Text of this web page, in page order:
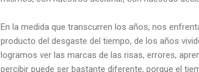
En la medida que transcurren los años, nos
producto del desgaste del tiempo, de los años
logramos ver las marcas de las risas, errores,
percibir puede ser bastante diferente, porque el